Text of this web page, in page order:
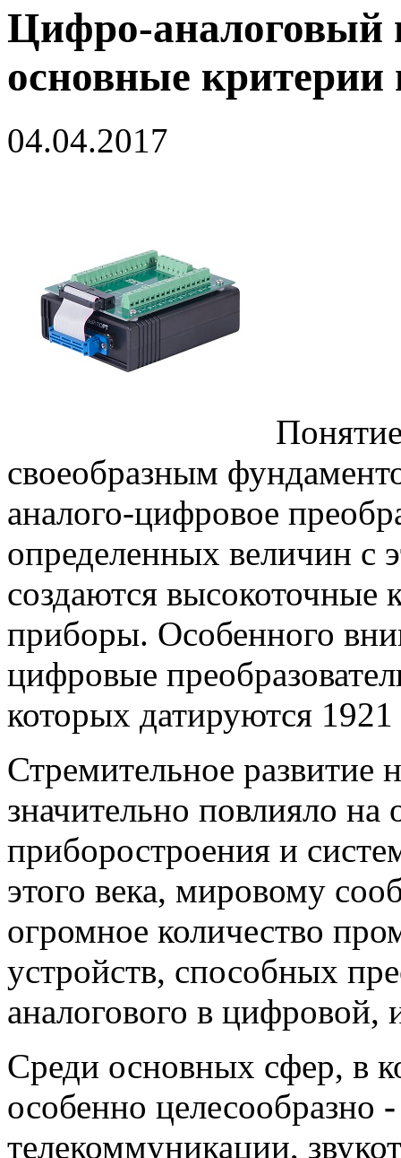
Цифро-аналоговый
основные критерии
04.04.2017
своеобразным
аналого-цифровое
определенных величин с
создаются высокоточные
приборы. Особенного
цифровые
которых датируются
Стремительное развитие
значительно повлияло
приборостроения и
этого века, мировому
огромное количество
устройств, способных
аналогового в цифровой,
Среди основных сфер, в
особенно целесообразно -
телекоммуникации,